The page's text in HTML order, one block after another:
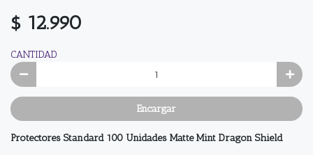
$ 12.990
CANTIDAD
Encargar
Protectores Standard 100 Unidades Matte Mint Dragon Shield